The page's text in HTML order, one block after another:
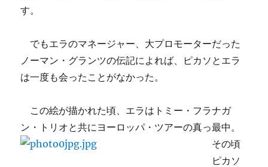
す。
でもエラのマネージャー、大プロモーターだった
ノーマン・グランツの伝記によれば、ピカソとエラ
は一度も会ったことがなかった。
この絵が描かれた頃、エラはトミー・フラナガ
ン・トリオと共にヨーロッパ・ツアーの真っ最中。
その頃
ピカソ